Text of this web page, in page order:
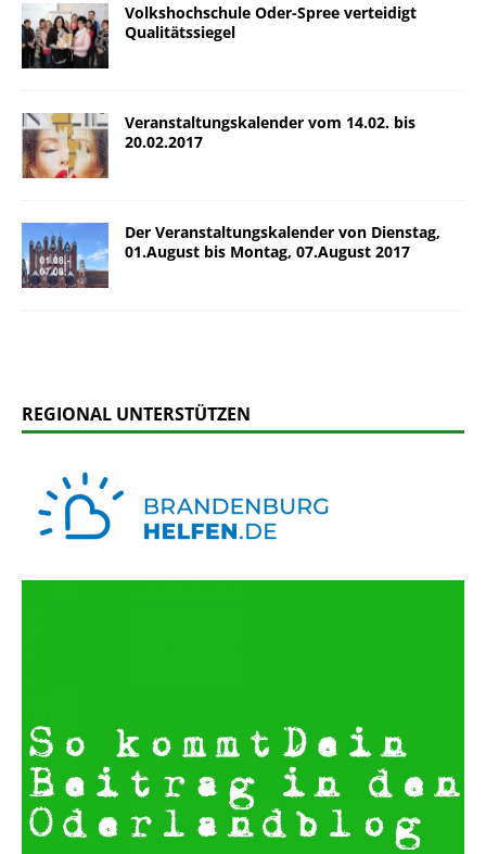
Volkshochschule Oder-Spree verteidigt
Qualitätssiegel
Veranstaltungskalender vom 14.02. bis
20.02.2017
Der Veranstaltungskalender von Dienstag,
01.August bis Montag, 07.August 2017
REGIONAL UNTERSTÜTZEN